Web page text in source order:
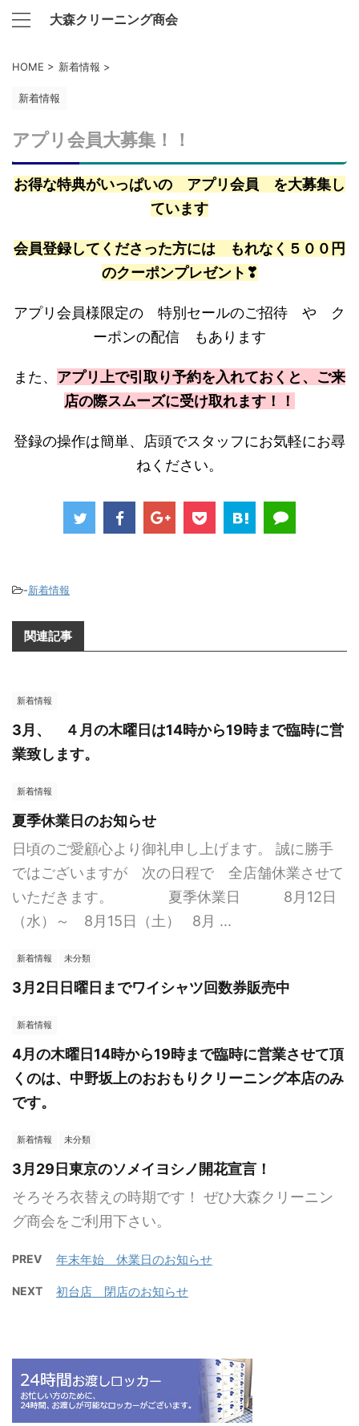
大森クリーニング商会
HOME > 新着情報 >
新着情報
アプリ会員大募集！！
お得な特典がいっぱいの アプリ会員 を大募集し
ています
会員登録してくださった方には もれなく５００円
のクーポンプレゼント❣
アプリ会員様限定の 特別セールのご招待 や ク
ーポンの配信 もあります
また、 アプリ上で引取り予約を入れておくと、ご来
店の際スムーズに受け取れます！！
登録の操作は簡単、店頭でスタッフにお気軽にお尋
ねください。
-新着情報
関連記事
新着情報
3月、 ４月の木曜日は14時から19時まで臨時に営
業致します。
新着情報
夏季休業日のお知らせ
日頃のご愛顧心より御礼申し上げます。 誠に勝手
ではございますが 次の日程で 全店舗休業させて
いただきます。 夏季休業日 8月12日
（水）～ 8月15日（土） 8月 ...
新着情報 未分類
3月2日日曜日までワイシャツ回数券販売中
新着情報
4月の木曜日14時から19時まで臨時に営業させて頂
くのは、中野坂上のおおもりクリーニング本店のみ
です。
新着情報 未分類
3月29日東京のソメイヨシノ開花宣言！
そろそろ衣替えの時期です！ ぜひ大森クリーニン
グ商会をご利用下さい。
PREV 年末年始 休業日のお知らせ
NEXT 初台店 閉店のお知らせ